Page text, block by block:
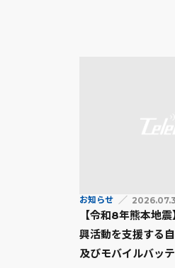
お知らせ
【令和8年熊本地
興活動を支援する
及びモバイルバッ